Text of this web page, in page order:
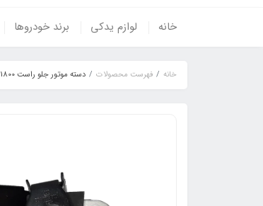
خانه لوازم یدکی برند خودروها
خانه فهرست محصولات دسته موتور جلو راست LIFAN 620-1800